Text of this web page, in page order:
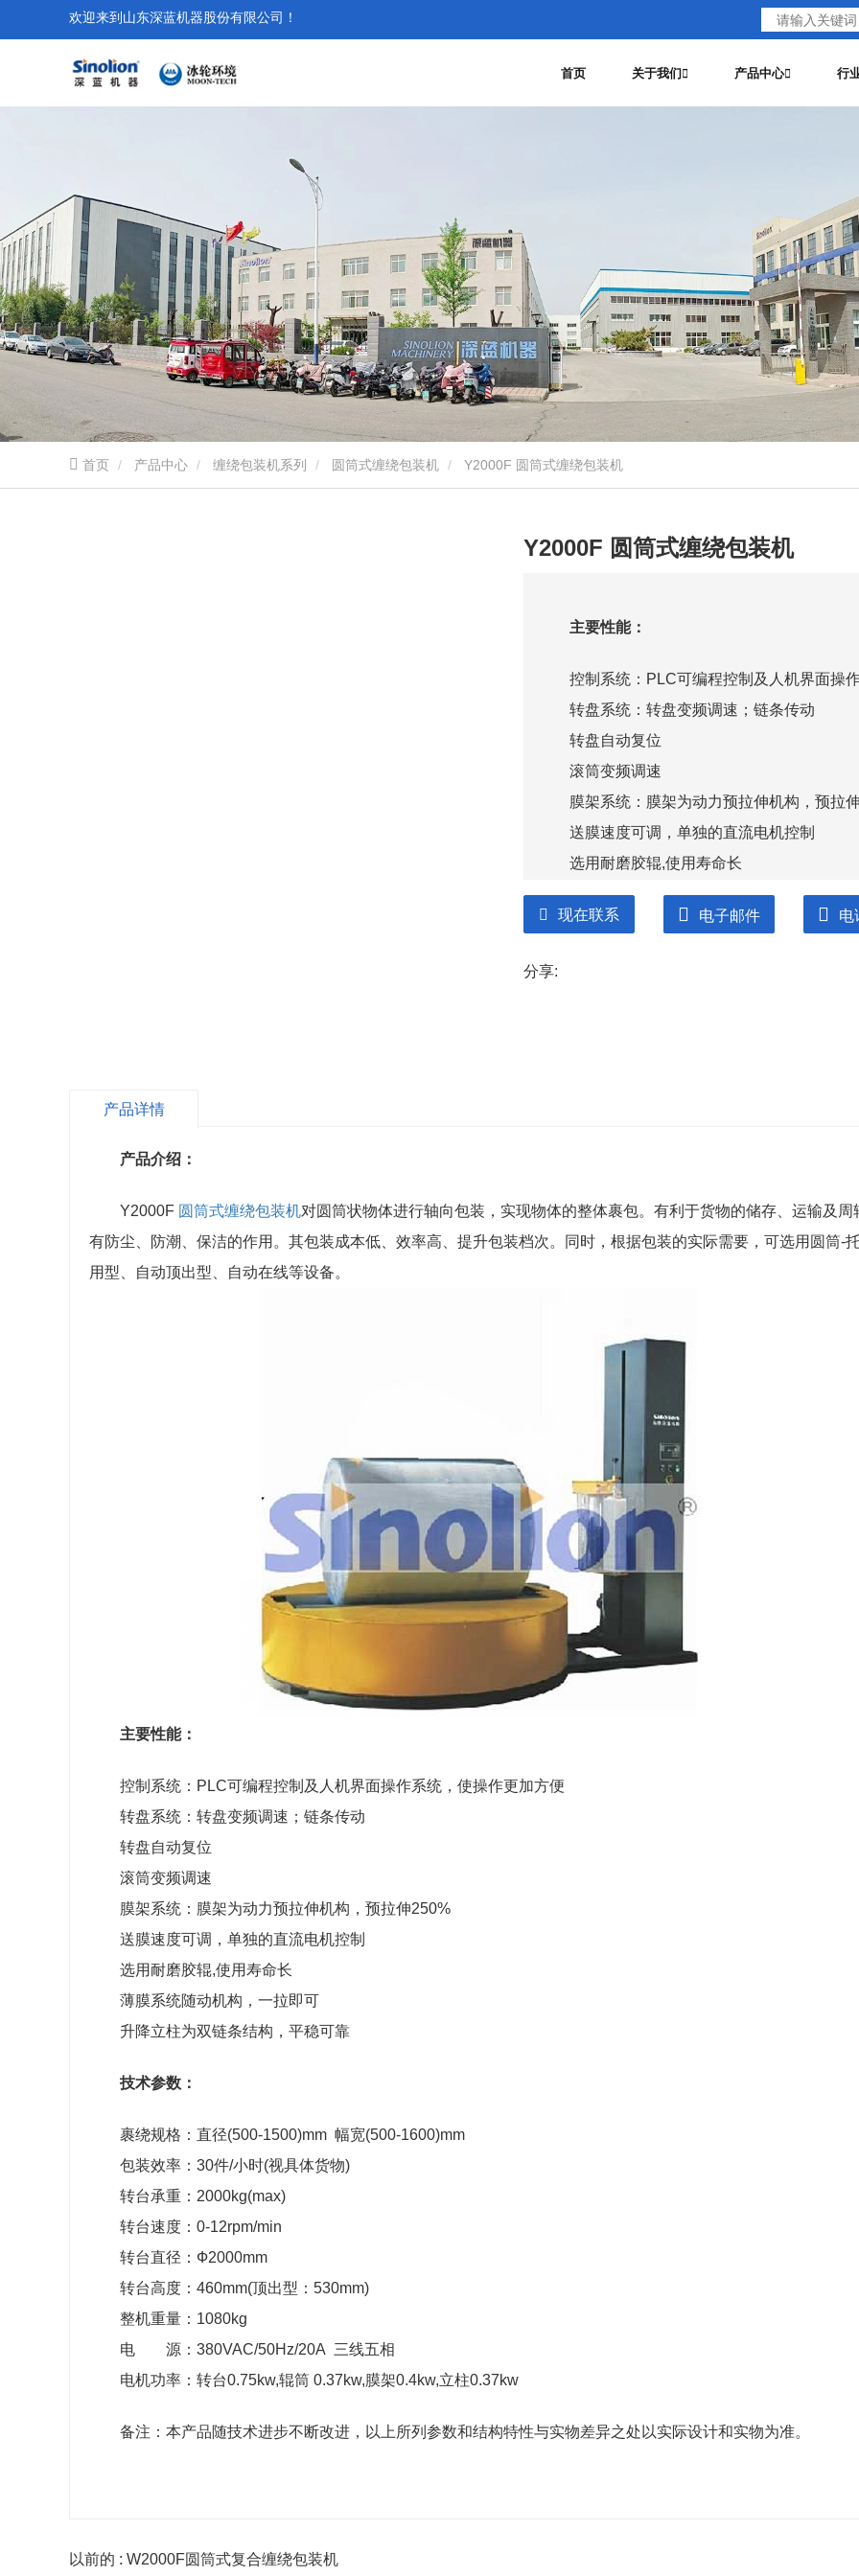
欢迎来到山东深蓝机器股份有限公司！
首页 关于我们 产品中心 行
首页 产品中心 缠绕包装机系列 圆筒式缠绕包装机 Y2000F 圆筒式缠绕包装机
Y2000F 圆筒式缠绕包装机
主要性能：
控制系统：PLC可编程控制及人机界面操
转盘系统：转盘变频调速；链条传动
转盘自动复位
滚筒变频调速
膜架系统：膜架为动力预拉伸机构，预拉
送膜速度可调，单独的直流电机控制
选用耐磨胶辊,使用寿命长
薄膜系统随动机构，一拉即可
升降立柱为双链条结构，平稳可靠
整机重量：1080kg
电 源：380VAC/50Hz/20A 三线五相
现在联系 电子邮件 电
分享:
产品详情
产品介绍：
Y2000F 圆筒式缠绕包装机对圆筒状物体进行轴向包装，实现物体的整体裹包。有利于货物的储存、运输及周
有防尘、防潮、保洁的作用。其包装成本低、效率高、提升包装档次。同时，根据包装的实际需要，可选用圆筒-
用型、自动顶出型、自动在线等设备。
主要性能：
控制系统：PLC可编程控制及人机界面操作系统，使操作更加方便
转盘系统：转盘变频调速；链条传动
转盘自动复位
滚筒变频调速
膜架系统：膜架为动力预拉伸机构，预拉伸250%
送膜速度可调，单独的直流电机控制
选用耐磨胶辊,使用寿命长
薄膜系统随动机构，一拉即可
升降立柱为双链条结构，平稳可靠
技术参数：
裹绕规格：直径(500-1500)mm 幅宽(500-1600)mm
包装效率：30件/小时(视具体货物)
转台承重：2000kg(max)
转台速度：0-12rpm/min
转台直径：Ф2000mm
转台高度：460mm(顶出型：530mm)
整机重量：1080kg
电 源：380VAC/50Hz/20A 三线五相
电机功率：转台0.75kw,辊筒 0.37kw,膜架0.4kw,立柱0.37kw
备注：本产品随技术进步不断改进，以上所列参数和结构特性与实物差异之处以实际设计和实物为准。
以前的 : W2000F圆筒式复合缠绕包装机